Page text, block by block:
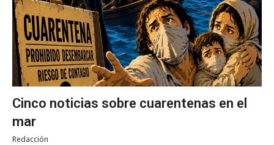
Cinco noticias sobre cuarentenas en el
mar
Redacción